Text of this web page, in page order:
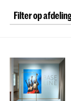
Filter op
ArtScience
Muziektheorie
Universiteit